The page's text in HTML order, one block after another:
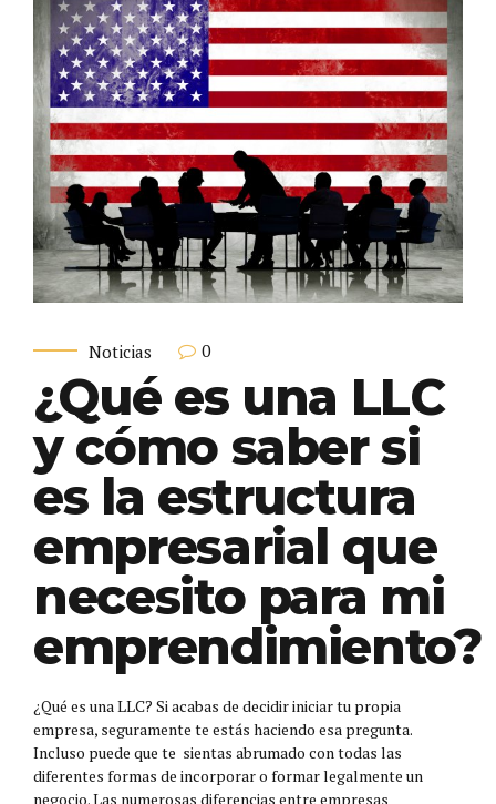
Noticias 0
¿Qué es una LLC
y cómo saber si
es la estructura
empresarial que
necesito para mi
emprendimiento?
¿Qué es una LLC? Si acabas de decidir iniciar tu propia
empresa, seguramente te estás haciendo esa pregunta.
Incluso puede que te sientas abrumado con todas las
diferentes formas de incorporar o formar legalmente un
negocio. Las numerosas diferencias entre empresas